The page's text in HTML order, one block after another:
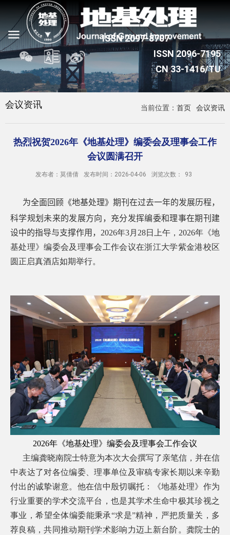
当前位置： 首页 会议资讯
会议资讯
热烈祝贺2026年《地基处理》编委会及理事会工作
会议圆满召开
发布者：莫倩倩 发布时间：2026-04-06 浏览次数： 93
为全面回顾《地基处理》期刊在过去一年的发展历程，
科学规划未来的发展方向，充分发挥编委和理事在期刊建
设中的指导与支撑作用， 2026年3月 28日上午， 2026年《地
基处理》编委会及理事会工作会议在浙江大学紫金港校区
圆正启真酒店如期举行。
2026年《地基处理》编委会及理事会工作会议
主编龚晓南院士特意为本次大会撰写了亲笔信，并在信
中表达了对各位编委、理事单位及审稿专家长期以来辛勤
付出的诚挚谢意。他在信中殷切嘱托：《地基处理》作为
行业重要的学术交流平台，也是其学术生命中极其珍视之
事业，希望全体编委能秉承“求是”精神，严把质量关，多
荐良稿，共同推动期刊学术影响力迈上新台阶。龚院士的